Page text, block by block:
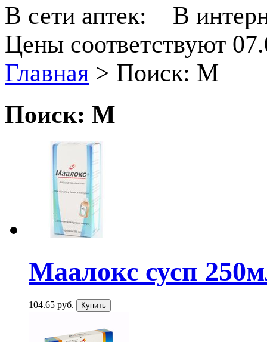
В сети аптек:
В
Цены соответствуют
Главная > Поиск: М
Поиск: М
Маалокс сусп
104.65 руб.